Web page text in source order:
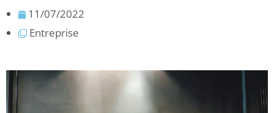
11/07/2022
Entreprise